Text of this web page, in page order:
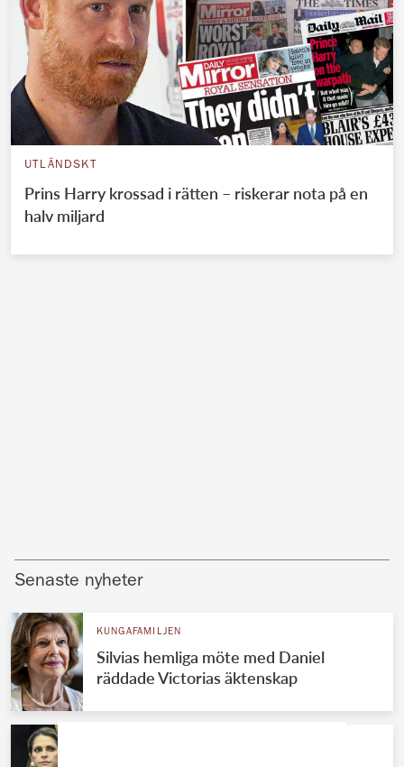
UTLÄNDSKT
Prins Harry krossad i rätten – riskerar nota på en
halv miljard
Senaste nyheter
KUNGAFAMILJEN
Silvias hemliga möte med Daniel
räddade Victorias äktenskap